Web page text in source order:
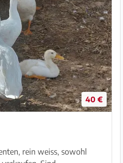
40 €
rein weiss, sowohl